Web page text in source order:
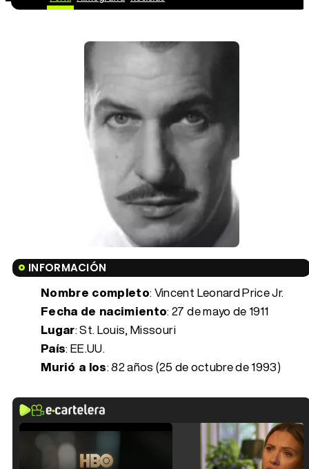
INFORMACIÓN
Nombre completo: Vincent Leonard Price Jr.
Fecha de nacimiento:27 de mayo de 1911
Lugar: St. Louis, Missouri
País: EE.UU.
Murió a los:82 años (25 de octubre de 1993)